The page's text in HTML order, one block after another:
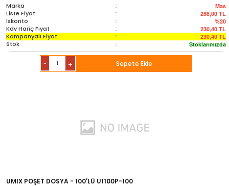
Marka
: Mas
Liste Fiyat : 288,00 TL
İskonto : %20
Kdv Hariç Fiyat : 230,40 TL
Kampanyalı Fiyat : 230,40 TL
Stok : Stoklarımızda
- + Sepete Ekle
UMIX POŞET DOSYA - 100'LÜ U1100P-100